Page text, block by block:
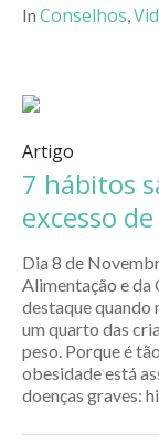
In Conselhos,
Artigo
7 hábitos
excesso
Dia 8 de
Alimentação e da
destaque quando
um quarto das
peso. Porque é
obesidade está
doenças graves: